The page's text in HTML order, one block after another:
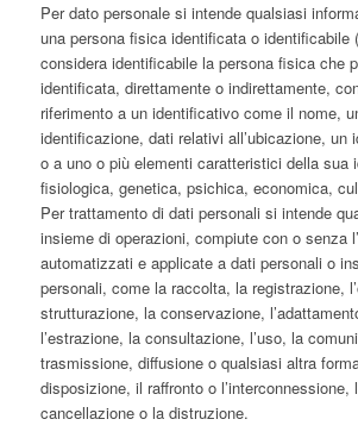
Per dato personale si intende qualsiasi
una persona fisica identificata o identificabile
considera identificabile la persona fisica che
identificata, direttamente o indirettamente,
riferimento a un identificativo come il nome,
identificazione, dati relativi all’ubicazione, un
o a uno o più elementi caratteristici della sua
fisiologica, genetica, psichica, economica,
Per trattamento di dati personali si intende
insieme di operazioni, compiute con o senza
automatizzati e applicate a dati personali o
personali, come la raccolta, la registrazione,
strutturazione, la conservazione,
l’estrazione, la consultazione, l’uso, la
trasmissione, diffusione o qualsiasi altra
disposizione, il raffronto o
cancellazione o la distruzione.